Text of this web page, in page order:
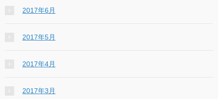
2017年6月
2017年5月
2017年4月
2017年3月